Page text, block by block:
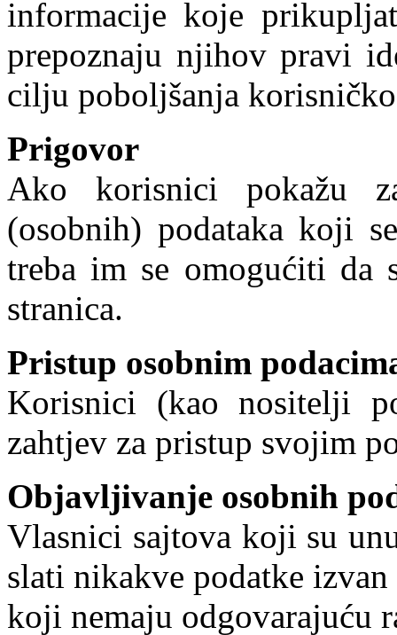
informacije koje
prepoznaju njihov pravi
cilju poboljšanja
Prigovor
Ako korisnici pokažu
(osobnih) podataka koji
treba im se omogućiti da
stranica.
Pristup osobnim
Korisnici (kao nositelji
zahtjev za pristup svojim
Objavljivanje osobnih
Vlasnici sajtova koji su
slati nikakve podatke
koji nemaju odgovarajuću